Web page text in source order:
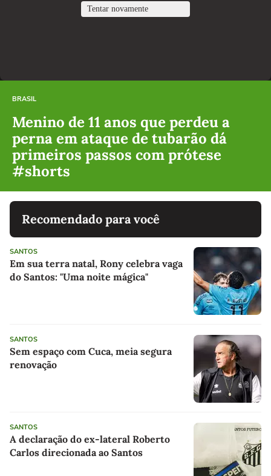
BRASIL
Menino de 11 anos que perdeu a
perna em ataque de tubarão dá
primeiros passos com prótese
#shorts
Recomendado para você
SANTOS
Em sua terra natal, Rony celebra vaga
do Santos: "Uma noite mágica"
SANTOS
Sem espaço com Cuca, meia segura
renovação
SANTOS
A declaração do ex-lateral Roberto
Carlos direcionada ao Santos